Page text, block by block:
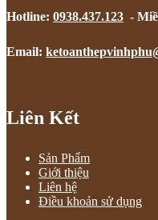
Hotline: 0938.437.123 -
Email:
Liên Kết
Sản Phẩm
Giới thiệu
Liên hệ
Điều khoản sử dụng